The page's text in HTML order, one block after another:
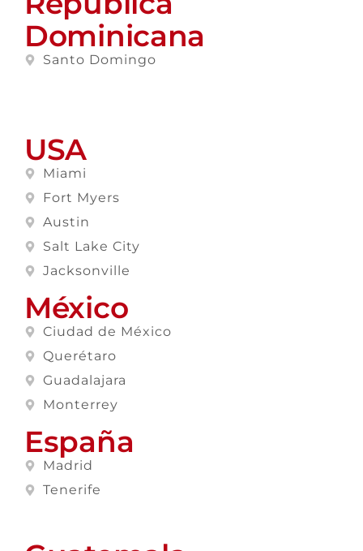
Dominicana
Santo Domingo
USA
Miami
Fort Myers
Austin
Salt Lake City
Jacksonville
México
Ciudad de México
Querétaro
Guadalajara
Monterrey
España
Madrid
Tenerife